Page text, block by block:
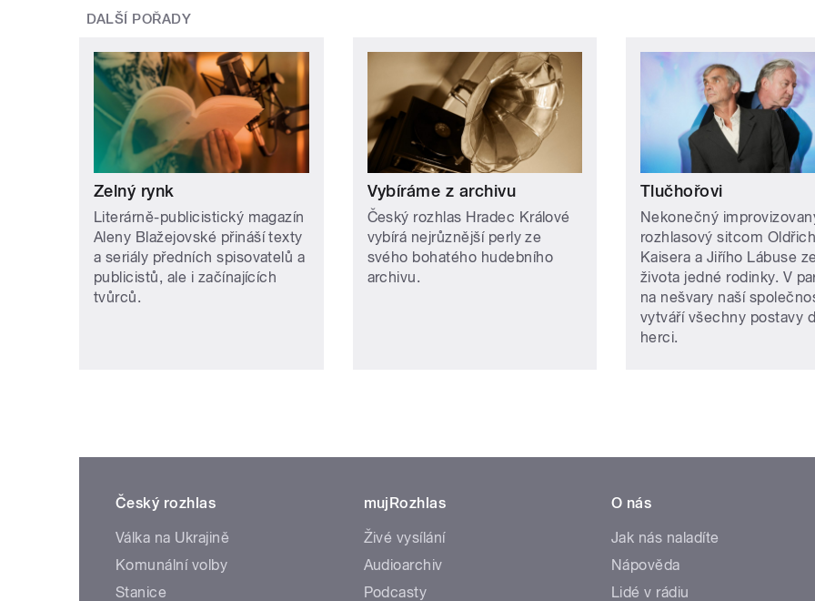
DALŠÍ POŘADY
Zelný rynk
Literárně-publicistický magazín
Aleny Blažejovské přináší texty
a seriály předních spisovatelů a
publicistů, ale i začínajících
tvůrců.
Vybíráme z archivu
Český rozhlas Hradec Králové
vybírá nejrůznější perly ze
svého bohatého hudebního
archivu.
Tlučhořovi
Nekonečný
rozhlasový sitcom
Kaisera a Jiřího Lábuse
života jedné rodinky. V
na nešvary naší
vytváří všechny postavy
herci.
Český rozhlas
Válka na Ukrajině
Komunální volby
Stanice
mujRozhlas
Živé vysílání
Audioarchiv
Podcasty
O nás
Jak nás naladíte
Nápověda
Lidé v rádiu